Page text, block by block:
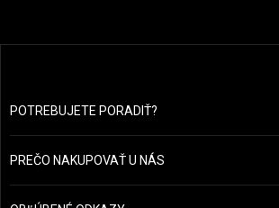
POTREBUJETE PORADIŤ?
Odpovieme do 24 hodín.
PREČO NAKUPOVAŤ U NÁS
Obchodní podmínky
Ochrana osobních údajů
Přehled plateb a dopravy
Náš příběh